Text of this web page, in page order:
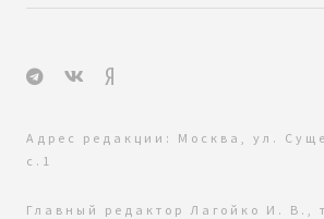
Адрес редакции: Москва, ул.
с.1
Главный редактор Лагойко И. В.,